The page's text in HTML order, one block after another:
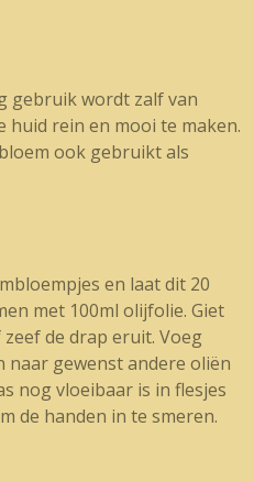
gebruik wordt zalf van
rein en mooi te maken.
ook gebruikt als
en laat dit 20
met 100ml olijfolie. Giet
de drap eruit. Voeg
naar gewenst andere oliën
nog vloeibaar is in flesjes
de handen in te smeren.